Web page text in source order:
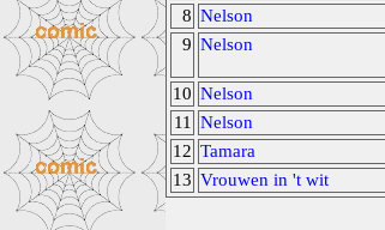
8 Nelson
9 Nelson
10 Nelson
11
Nelson
12 Tamara
13 Vrouwen in 't wit